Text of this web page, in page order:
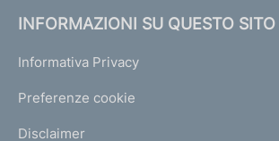
INFORMAZIONI SU QUESTO SITO
Informativa Privacy
Preferenze cookie
Disclaimer